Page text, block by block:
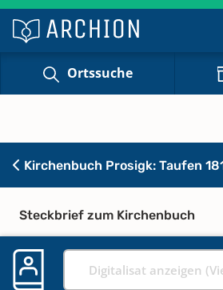
Ortssuche
Kirchenbuch Prosigk: Taufen
Steckbrief zum Kirchenbuch
Digitalisat anzeigen